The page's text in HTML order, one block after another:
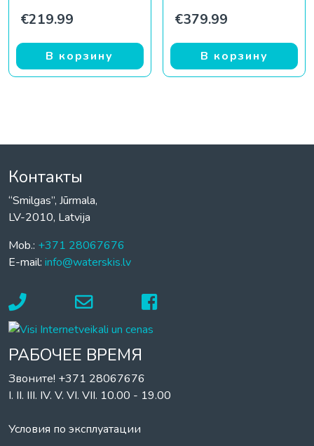
€219.99
В корзину
€379.99
В корзину
Контакты
“Smilgas”, Jūrmala,
LV-2010, Latvija
Mob.: +371 28067676
E-mail: info@waterskis.lv
РАБОЧЕЕ ВРЕМЯ
Звоните! +371 28067676
I. II. III. IV. V. VI. VII. 10.00 - 19.00
Условия по эксплуатации